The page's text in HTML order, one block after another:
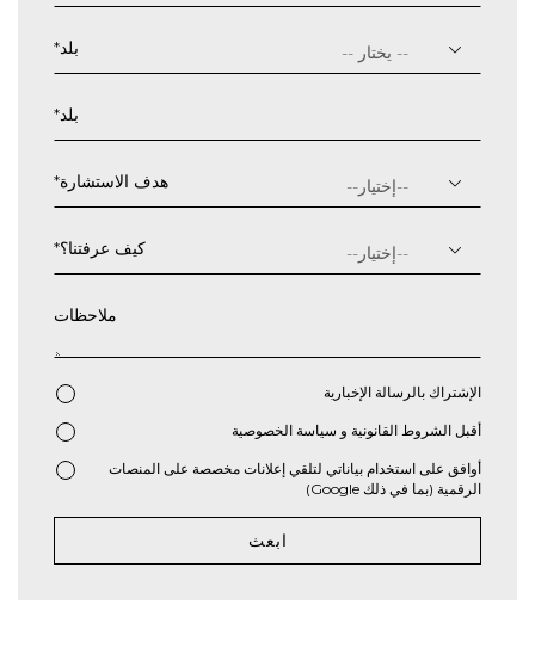
شرطة
مائلة
سنة
بلد*
بلد*
هدف الاستشارة*
كيف عرفتنا؟*
ملاحظات
الإشتراك بالرسالة الإخبارية
أقبل الشروط القانونية و سياسة الخصوصية
أوافق على استخدام بياناتي لتلقي إعلانات مخصصة على المنصات
الرقمية (بما في ذلك Google)
ابعث